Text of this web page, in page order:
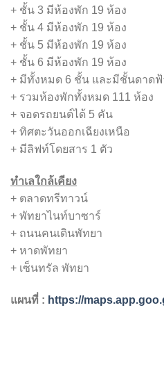
+ ชั้น 3 มีห้องพัก 19 ห้อง
+ ชั้น 4 มีห้องพัก 19 ห้อง
+ ชั้น 5 มีห้องพัก 19 ห้อง
+ ชั้น 6 มีห้องพัก 19 ห้อง
+ มีทั้งหมด 6 ชั้น และมีชั้นดาดฟ้
+ รวมห้องพักทั้งหมด 111 ห้อง
+ จอดรถยนต์ได้ 5 คัน
+ ทิศตะวันออกเฉียงเหนือ
+ มีลิฟท์โดยสาร 1 ตัว
ทำเลใกล้เคียง
+ ตลาดทรีทาวน์
+ พัทยาไนท์บาซาร์
+ ถนนคนเดินพัทยา
+ หาดพัทยา
+ เซ็นทรัล พัทยา
แผนที่ : https://